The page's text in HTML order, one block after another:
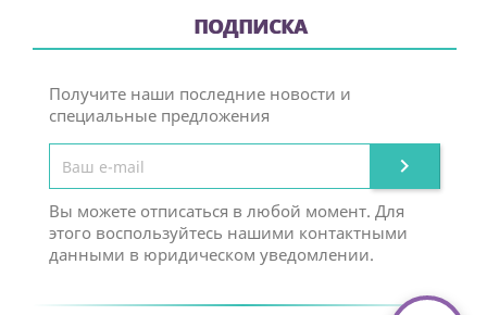
ПОДПИСКА
Получите наши последние новости и
специальные предложения

Вы можете отписаться в любой момент. Для
этого воспользуйтесь нашими контактными
данными в юридическом уведомлении.